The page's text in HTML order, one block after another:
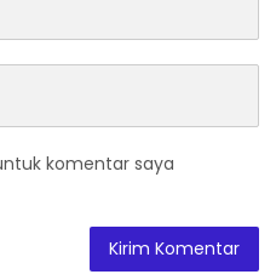
komentar saya